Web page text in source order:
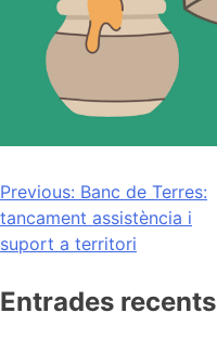
Navegación
de
Previous: Banc de Terres:
tancament assistència i
suport a territori
Entrades recents